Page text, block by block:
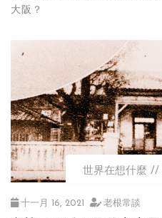
大阪？
世界在想什麼
十一月 16, 2021 老根常談